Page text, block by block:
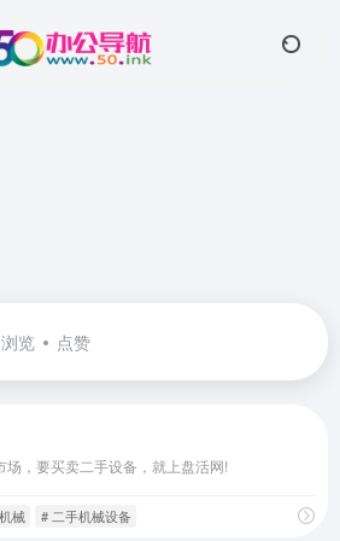
浏览 点赞
场，要买卖二手设备，就上盘活网!
械 # 二手机械设备